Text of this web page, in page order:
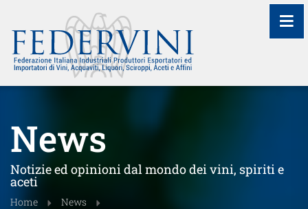
News
Notizie ed opinioni dal mondo dei vini, spiriti e
aceti
Home
News
≡